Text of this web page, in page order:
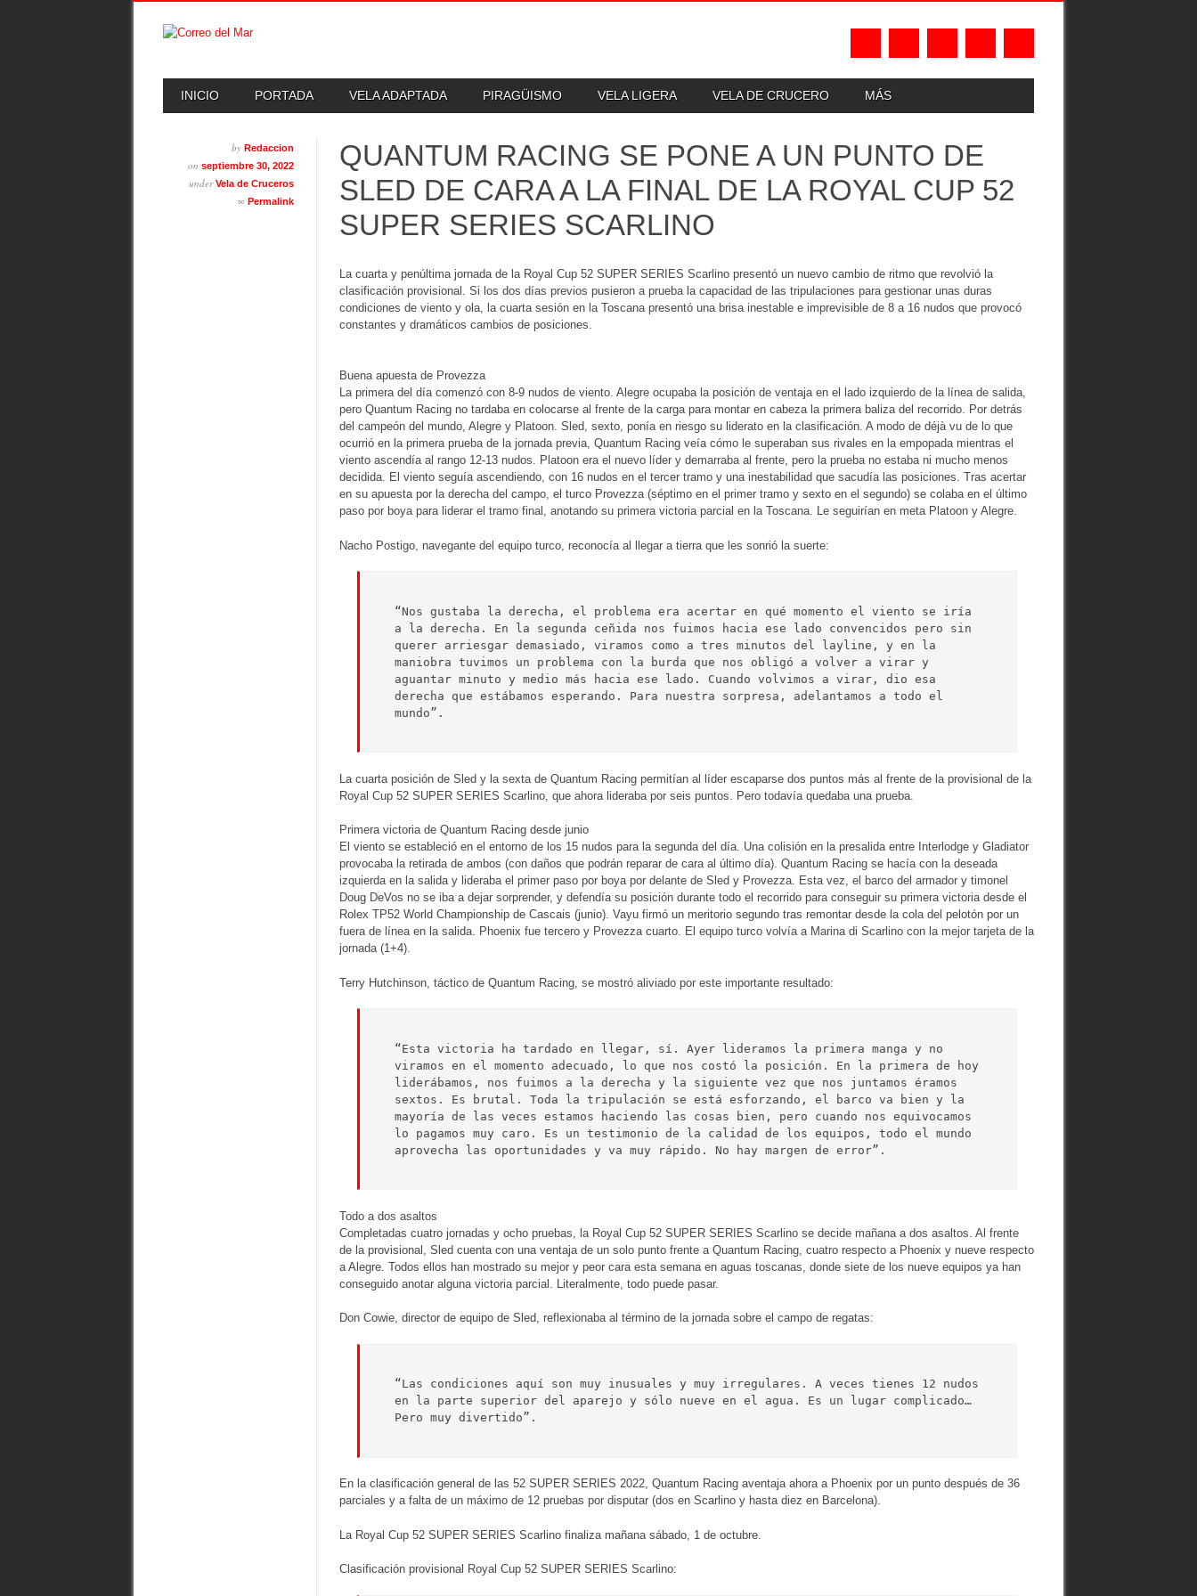
MAIN MENU
INICIO PORTADA VELA ADAPTADA PIRAGÜISMO VELA LIGERA VELA DE CRUCERO MÁS
by Redaccion
on septiembre 30, 2022
underVela de Cruceros
∞ Permalink
QUANTUM RACING SE PONE A UN PUNTO DE
SLED DE CARA A LA FINAL DE LA ROYAL CUP 52
SUPER SERIES SCARLINO
La cuarta y penúltima jornada de la Royal Cup 52 SUPER SERIES Scarlino presentó un nuevo cambio de ritmo que revolvió la
clasificación provisional. Si los dos días previos pusieron a prueba la capacidad de las tripulaciones para gestionar unas duras
condiciones de viento y ola, la cuarta sesión en la Toscana presentó una brisa inestable e imprevisible de 8 a 16 nudos que provocó
constantes y dramáticos cambios de posiciones.
Buena apuesta de Provezza
La primera del día comenzó con 8-9 nudos de viento. Alegre ocupaba la posición de ventaja en el lado izquierdo de la línea de salida,
pero Quantum Racing no tardaba en colocarse al frente de la carga para montar en cabeza la primera baliza del recorrido. Por detrás
del campeón del mundo, Alegre y Platoon. Sled, sexto, ponía en riesgo su liderato en la clasificación. A modo de déjà vu de lo que
ocurrió en la primera prueba de la jornada previa, Quantum Racing veía cómo le superaban sus rivales en la empopada mientras el
viento ascendía al rango 12-13 nudos. Platoon era el nuevo líder y demarraba al frente, pero la prueba no estaba ni mucho menos
decidida. El viento seguía ascendiendo, con 16 nudos en el tercer tramo y una inestabilidad que sacudía las posiciones. Tras acertar
en su apuesta por la derecha del campo, el turco Provezza (séptimo en el primer tramo y sexto en el segundo) se colaba en el último
paso por boya para liderar el tramo final, anotando su primera victoria parcial en la Toscana. Le seguirían en meta Platoon y Alegre.
Nacho Postigo, navegante del equipo turco, reconocía al llegar a tierra que les sonrió la suerte:
“Nos gustaba la derecha, el problema era acertar en qué momento el viento se iría
a la derecha. En la segunda ceñida nos fuimos hacia ese lado convencidos pero sin
querer arriesgar demasiado, viramos como a tres minutos del layline, y en la
maniobra tuvimos un problema con la burda que nos obligó a volver a virar y
aguantar minuto y medio más hacia ese lado. Cuando volvimos a virar, dio esa
derecha que estábamos esperando. Para nuestra sorpresa, adelantamos a todo el
mundo”.
La cuarta posición de Sled y la sexta de Quantum Racing permitían al líder escaparse dos puntos más al frente de la provisional de la
Royal Cup 52 SUPER SERIES Scarlino, que ahora lideraba por seis puntos. Pero todavía quedaba una prueba.
Primera victoria de Quantum Racing desde junio
El viento se estableció en el entorno de los 15 nudos para la segunda del día. Una colisión en la presalida entre Interlodge y Gladiator
provocaba la retirada de ambos (con daños que podrán reparar de cara al último día). Quantum Racing se hacía con la deseada
izquierda en la salida y lideraba el primer paso por boya por delante de Sled y Provezza. Esta vez, el barco del armador y timonel
Doug DeVos no se iba a dejar sorprender, y defendía su posición durante todo el recorrido para conseguir su primera victoria desde el
Rolex TP52 World Championship de Cascais (junio). Vayu firmó un meritorio segundo tras remontar desde la cola del pelotón por un
fuera de línea en la salida. Phoenix fue tercero y Provezza cuarto. El equipo turco volvía a Marina di Scarlino con la mejor tarjeta de la
jornada (1+4).
Terry Hutchinson, táctico de Quantum Racing, se mostró aliviado por este importante resultado:
“Esta victoria ha tardado en llegar, sí. Ayer lideramos la primera manga y no
viramos en el momento adecuado, lo que nos costó la posición. En la primera de hoy
liderábamos, nos fuimos a la derecha y la siguiente vez que nos juntamos éramos
sextos. Es brutal. Toda la tripulación se está esforzando, el barco va bien y la
mayoría de las veces estamos haciendo las cosas bien, pero cuando nos equivocamos
lo pagamos muy caro. Es un testimonio de la calidad de los equipos, todo el mundo
aprovecha las oportunidades y va muy rápido. No hay margen de error”.
Todo a dos asaltos
Completadas cuatro jornadas y ocho pruebas, la Royal Cup 52 SUPER SERIES Scarlino se decide mañana a dos asaltos. Al frente
de la provisional, Sled cuenta con una ventaja de un solo punto frente a Quantum Racing, cuatro respecto a Phoenix y nueve respecto
a Alegre. Todos ellos han mostrado su mejor y peor cara esta semana en aguas toscanas, donde siete de los nueve equipos ya han
conseguido anotar alguna victoria parcial. Literalmente, todo puede pasar.
Don Cowie, director de equipo de Sled, reflexionaba al término de la jornada sobre el campo de regatas:
“Las condiciones aquí son muy inusuales y muy irregulares. A veces tienes 12 nudos
en la parte superior del aparejo y sólo nueve en el agua. Es un lugar complicado…
Pero muy divertido”.
En la clasificación general de las 52 SUPER SERIES 2022, Quantum Racing aventaja ahora a Phoenix por un punto después de 36
parciales y a falta de un máximo de 12 pruebas por disputar (dos en Scarlino y hasta diez en Barcelona).
La Royal Cup 52 SUPER SERIES Scarlino finaliza mañana sábado, 1 de octubre.
Clasificación provisional Royal Cup 52 SUPER SERIES Scarlino: